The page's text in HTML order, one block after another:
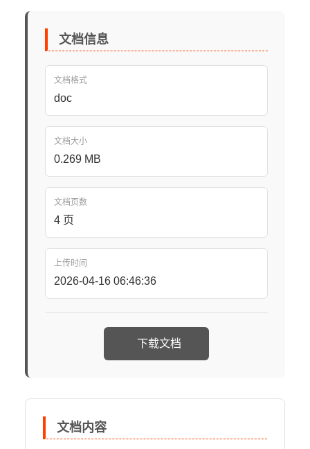
文档信息
文档格式
doc
文档大小
0.269 MB
文档页数
4 页
上传时间
2026-04-16 06:46:36
下载文档
文档内容